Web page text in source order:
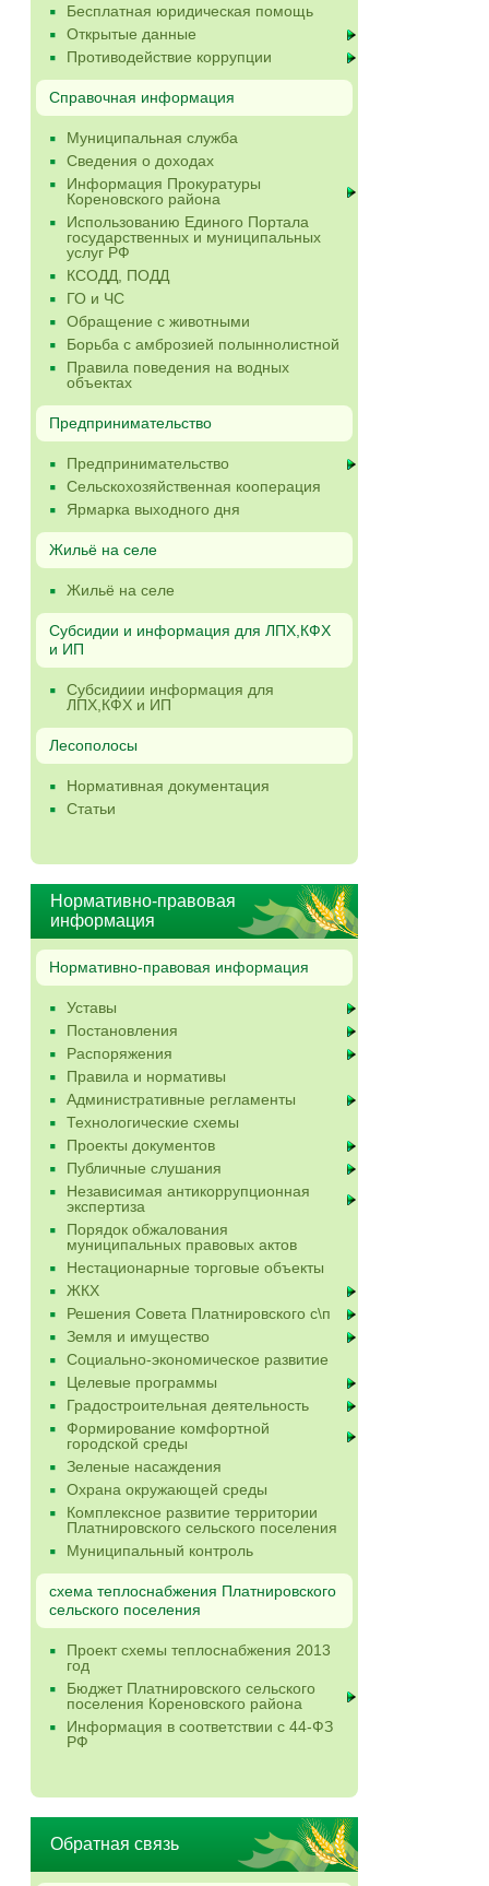
Бесплатная юридическая помощь
Открытые данные
Противодействие коррупции
Справочная информация
Муниципальная служба
Сведения о доходах
Информация Прокуратуры
Кореновского района
Использованию Единого Портала
государственных и муниципальных
услуг РФ
КСОДД, ПОДД
ГО и ЧС
Обращение с животными
Борьба с амброзией полыннолистной
Правила поведения на водных
объектах
Предпринимательство
Предпринимательство
Сельскохозяйственная кооперация
Ярмарка выходного дня
Жильё на селе
Жильё на селе
Субсидии и информация для ЛПХ,КФХ
и ИП
Субсидиии информация для
ЛПХ,КФХ и ИП
Лесополосы
Нормативная документация
Статьи
Нормативно-правовая
информация
Нормативно-правовая информация
Уставы
Постановления
Распоряжения
Правила и нормативы
Административные регламенты
Технологические схемы
Проекты документов
Публичные слушания
Независимая антикоррупционная
экспертиза
Порядок обжалования
муниципальных правовых актов
Нестационарные торговые объекты
ЖКХ
Решения Совета Платнировского с\п
Земля и имущество
Социально-экономическое развитие
Целевые программы
Градостроительная деятельность
Формирование комфортной
городской среды
Зеленые насаждения
Охрана окружающей среды
Комплексное развитие территории
Платнировского сельского поселения
Муниципальный контроль
схема теплоснабжения Платнировского
сельского поселения
Проект схемы теплоснабжения 2013
год
Бюджет Платнировского сельского
поселения Кореновского района
Информация в соответствии с 44-ФЗ
РФ
Обратная связь